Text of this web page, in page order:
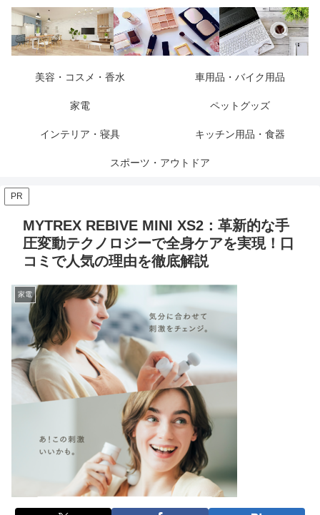
美容・コスメ・香水 車用品・バイク用品
家電 ペットグッズ
インテリア・寝具 キッチン用品・食器
スポーツ・アウトドア
PR
MYTREX REBIVE MINI XS2：革新的な手
圧変動テクノロジーで全身ケアを実現！口
コミで人気の理由を徹底解説
家電